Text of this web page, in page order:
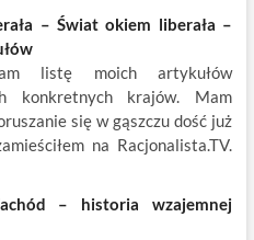
– Świat okiem liberała –
listę moich artykułów
konkretnych krajów. Mam
się w gąszczu dość już
na Racjonalista.TV.
– historia wzajemnej